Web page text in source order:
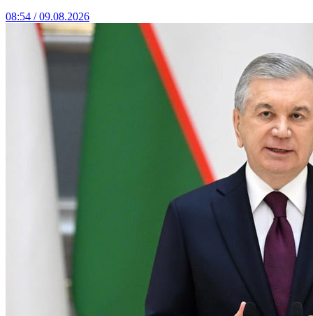
08:54 / 09.08.2026